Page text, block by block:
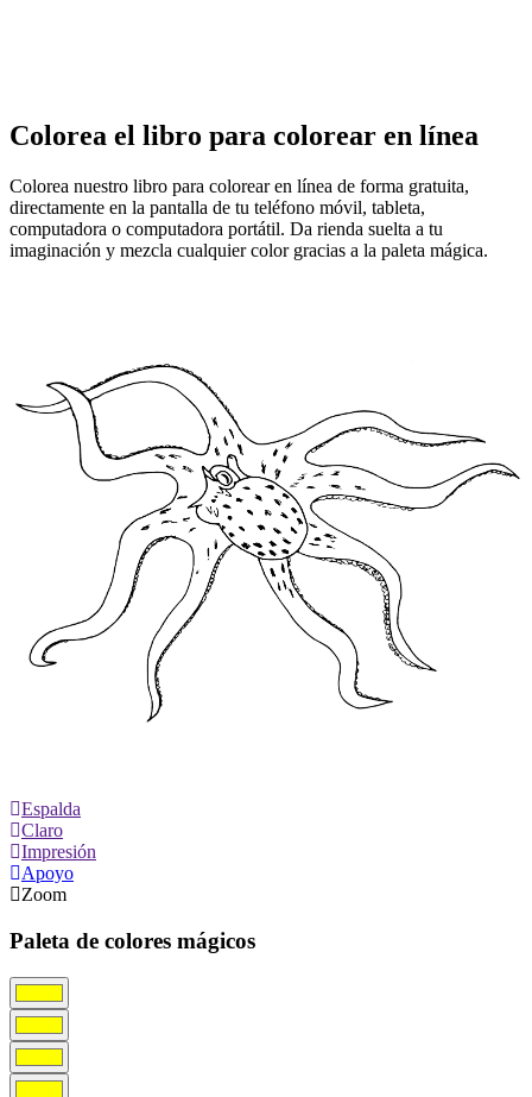
Colorea el libro para colorear en línea
Colorea nuestro libro para colorear en línea de forma gratuita,
directamente en la pantalla de tu teléfono móvil, tableta,
computadora o computadora portátil. Da rienda suelta a tu
imaginación y mezcla cualquier color gracias a la paleta mágica.
Espalda
Claro
Impresión
Apoyo
Zoom
Paleta de colores mágicos